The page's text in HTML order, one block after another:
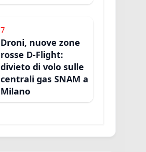
7
Droni, nuove zone
rosse D-Flight:
divieto di volo sulle
centrali gas SNAM a
Milano